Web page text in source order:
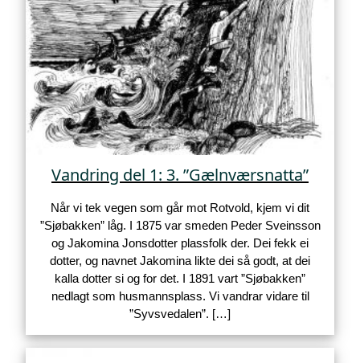
Vandring del 1: 3. ”Gælnværsnatta”
Når vi tek vegen som går mot Rotvold, kjem vi dit
”Sjøbakken” låg. I 1875 var smeden Peder Sveinsson
og Jakomina Jonsdotter plassfolk der. Dei fekk ei
dotter, og navnet Jakomina likte dei så godt, at dei
kalla dotter si og for det. I 1891 vart ”Sjøbakken”
nedlagt som husmannsplass. Vi vandrar vidare til
”Syvsvedalen”. […]